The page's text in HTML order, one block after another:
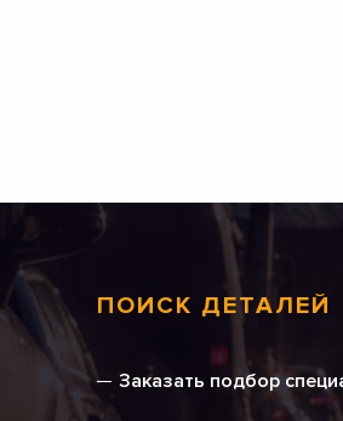
ПОИСК ДЕТАЛЕЙ
Заказать подбор